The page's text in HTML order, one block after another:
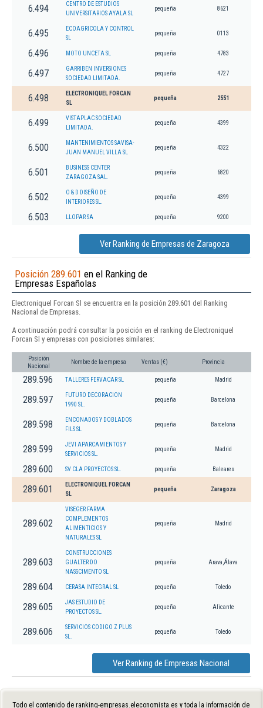
6.494
CENTRO DE ESTUDIOS
UNIVERSITARIOS AYALA SL
pequeña 8621
6.495
ECOAGRICOLA Y CONTROL
SL
pequeña 0113
6.496 MOTO UNCETA SL pequeña 4783
6.497
GARRIBEN INVERSIONES
SOCIEDAD LIMITADA.
pequeña 4727
6.498
ELECTRONIQUEL FORCAN
SL
pequeña 2551
6.499
VISTAPLAC SOCIEDAD
LIMITADA.
pequeña 4399
6.500
MANTENIMIENTOS SAVISA-
JUAN MANUEL VILLA SL
pequeña 4322
6.501
BUSINESS CENTER
ZARAGOZA SAL.
pequeña 6820
6.502
O & D DISEÑO DE
INTERIORES SL.
pequeña 4399
6.503 LLOPAR SA pequeña 9200
Ver Ranking de Empresas de Zaragoza
Posición 289.601 en el Ranking de
Empresas Españolas
Electroniquel Forcan Sl se encuentra en la posición 289.601 del Ranking
Nacional de Empresas.
A continuación podrá consultar la posición en el ranking de Electroniquel
Forcan Sl y empresas con posiciones similares:
Posición
Nacional
Nombre de la empresa Ventas (€) Provincia
289.596 TALLERES FERVACAR SL pequeña Madrid
289.597
FUTURO DECORACION
1990 SL.
pequeña Barcelona
289.598
ENCONADOS Y DOBLADOS
FILS SL
pequeña Barcelona
289.599
JEVI APARCAMIENTOS Y
SERVICIOS SL.
pequeña Madrid
289.600 SV CLA PROYECTOS SL. pequeña Baleares
289.601
ELECTRONIQUEL FORCAN
SL
pequeña Zaragoza
289.602
VISEGER FARMA
COMPLEMENTOS
ALIMENTICIOS Y
NATURALES SL
pequeña Madrid
289.603
CONSTRUCCIONES
GUALTER DO
NASSCIMENTO SL
pequeña Arava,Álava
289.604 CERASA INTEGRAL SL pequeña Toledo
289.605
JAS ESTUDIO DE
PROYECTOS SL.
pequeña Alicante
289.606
SERVICIOS CODIGO Z PLUS
SL.
pequeña Toledo
Ver Ranking de Empresas Nacional
Todo el contenido de ranking-empresas.eleconomista.es y toda la información de